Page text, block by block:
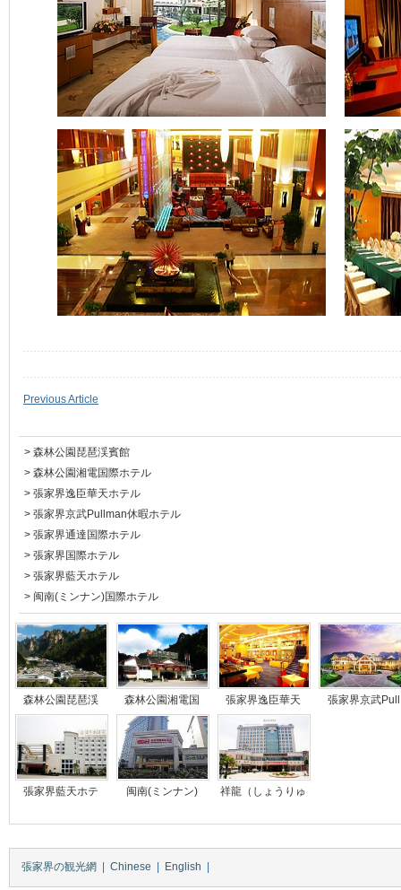
Previous Article
> 森林公園琵琶渓賓館
> 森林公園湘電国際ホテル
> 張家界逸臣華天ホテル
> 張家界京武Pullman休暇ホテル
> 張家界通達国際ホテル
> 張家界国際ホテル
> 張家界藍天ホテル
> 闽南(ミンナン)国際ホテル
森林公園琵琶渓 森林公園湘電国 張家界逸臣華天 張家界京武
張家界藍天ホテ 闽南(ミンナン) 祥龍（しょうりゅ
張家界の観光網 Chinese English